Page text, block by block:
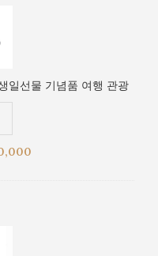
일선물 기념품 여행 관광